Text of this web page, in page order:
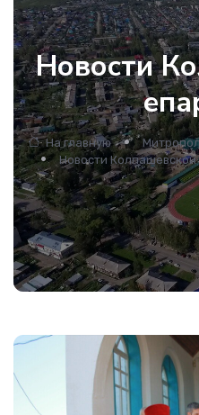
Новости
На главную
Новости Колпашевской